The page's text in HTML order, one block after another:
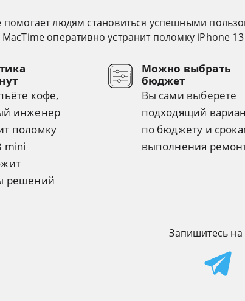
людям становиться успешными
оперативно устранит поломку iPhone
кофе,
инженер
поломку
mini
решений
Можно выбрать
бюджет
Вы сами выберете
подходящий
по бюджету и
выполнения
Запишитесь на